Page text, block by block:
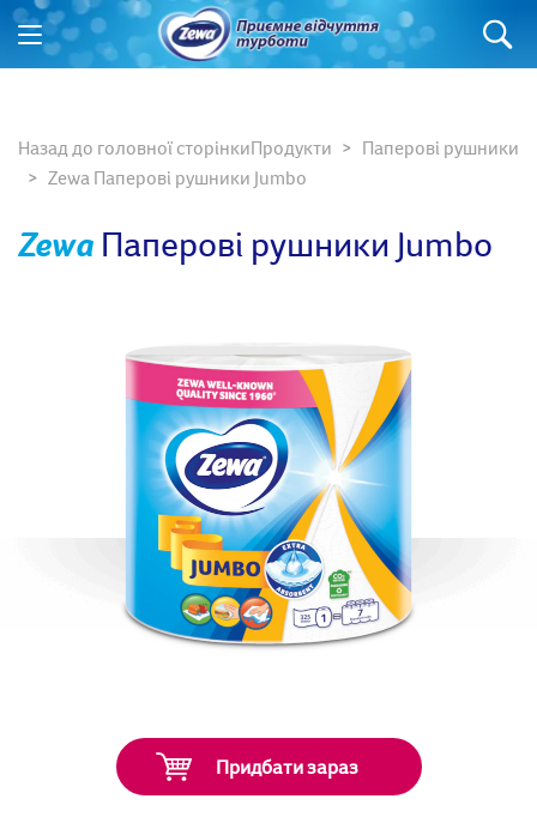
Назад до головної сторінкиПродукти
Паперові рушники
Zewa Паперові рушники Jumbo
Zewa Паперові рушники Jumbo
Придбати зараз